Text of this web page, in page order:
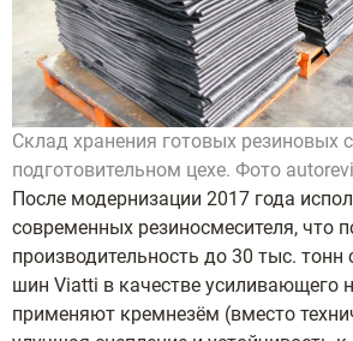
Склад хранения готовых резиновых
подготовительном цехе. Фото
После модернизации 2017 года
современных резиносмесителя, что
производительность до 30 тыс. тонн
шин Viatti в качестве усиливающего
применяют кремнезём (вместо